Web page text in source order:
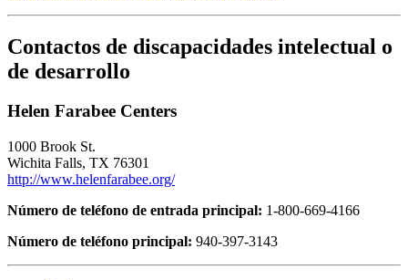
Contactos de discapacidades intelectual o
de desarrollo
Helen Farabee Centers
1000 Brook St.
Wichita Falls, TX 76301
http://www.helenfarabee.org/
Número de teléfono de entrada principal: 1-800-669-4166
Número de teléfono principal: 940-397-3143